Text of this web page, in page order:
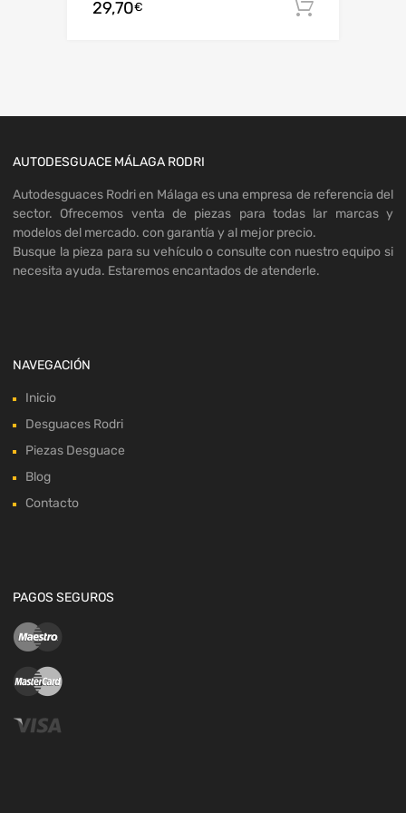
29,70€
AUTODESGUACE MÁLAGA RODRI
Autodesguaces Rodri en Málaga es una empresa de referencia del
sector. Ofrecemos venta de piezas para todas lar marcas y
modelos del mercado. con garantía y al mejor precio.
Busque la pieza para su vehículo o consulte con nuestro equipo si
necesita ayuda. Estaremos encantados de atenderle.
NAVEGACIÓN
Inicio
Desguaces Rodri
Piezas Desguace
Blog
Contacto
PAGOS SEGUROS